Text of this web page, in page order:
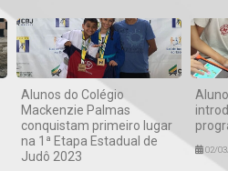
Alunos do Colégio
Mackenzie Palmas
conquistam primeiro lugar
na 1ª Etapa Estadual de
Judô 2023
02/